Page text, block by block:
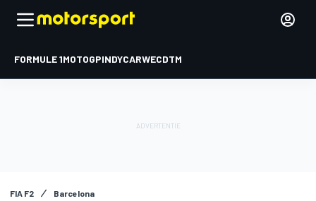
FORMULE 1MOTOGPINDYCARWECDTM
FIA F2 Barcelona